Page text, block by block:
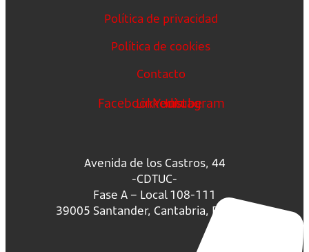
Política de privacidad
Política de cookies
Contacto
FacebookLinkedin
Youtube
Instagram
Avenida de los Castros, 44
-CDTUC-
Fase A – Local 108-111
39005 Santander, Cantabria, España.